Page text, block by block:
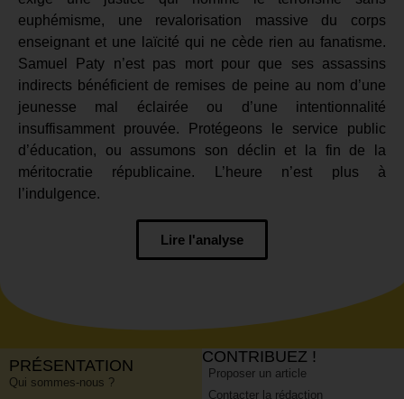
euphémisme, une revalorisation massive du corps
enseignant et une laïcité qui ne cède rien au fanatisme.
Samuel Paty n’est pas mort pour que ses assassins
indirects bénéficient de remises de peine au nom d’une
jeunesse mal éclairée ou d’une intentionnalité
insuffisamment prouvée. Protégeons le service public
d’éducation, ou assumons son déclin et la fin de la
méritocratie républicaine. L’heure n’est plus à
l’indulgence.
Lire l'analyse
PRÉSENTATION
Qui sommes-nous ?
CONTRIBUEZ !
Proposer un article
Contacter la rédaction